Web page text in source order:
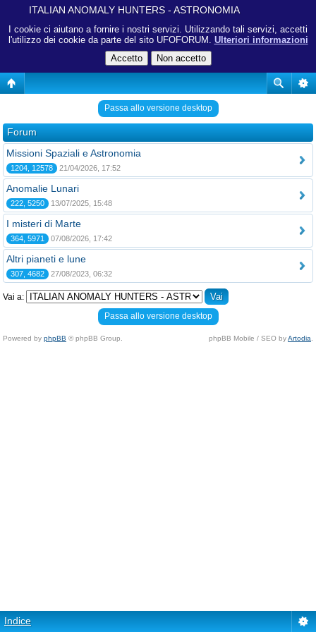
I cookie ci aiutano a fornire i nostri servizi. Utilizzando tali servizi, accetti
l'utilizzo dei cookie da parte del sito UFOFORUM. Ulteriori informazioni
ITALIAN ANOMALY HUNTERS - ASTRONOMIA
Passa allo versione desktop
Forum
Missioni Spaziali e Astronomia
1204, 12578 21/04/2026, 17:52
Anomalie Lunari
222, 5250 13/07/2025, 15:48
I misteri di Marte
364, 5971 07/08/2026, 17:42
Altri pianeti e lune
307, 4682 27/08/2023, 06:32
Vai a:
Passa allo versione desktop
Powered by phpBB © phpBB Group. phpBB Mobile / SEO byArtodia
Indice